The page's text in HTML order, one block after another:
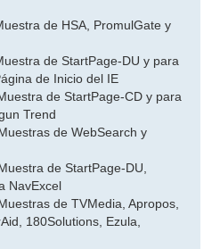
de HSA, PromulGate y
de StartPage-DU y para
de Inicio del IE
de StartPage-CD y para
Trend
de WebSearch y
de StartPage-DU,
NavExcel
de TVMedia, Apropos,
180Solutions, Ezula,